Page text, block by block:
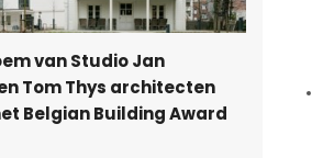
van Studio Jan
Tom Thys architecten
Belgian Building Award